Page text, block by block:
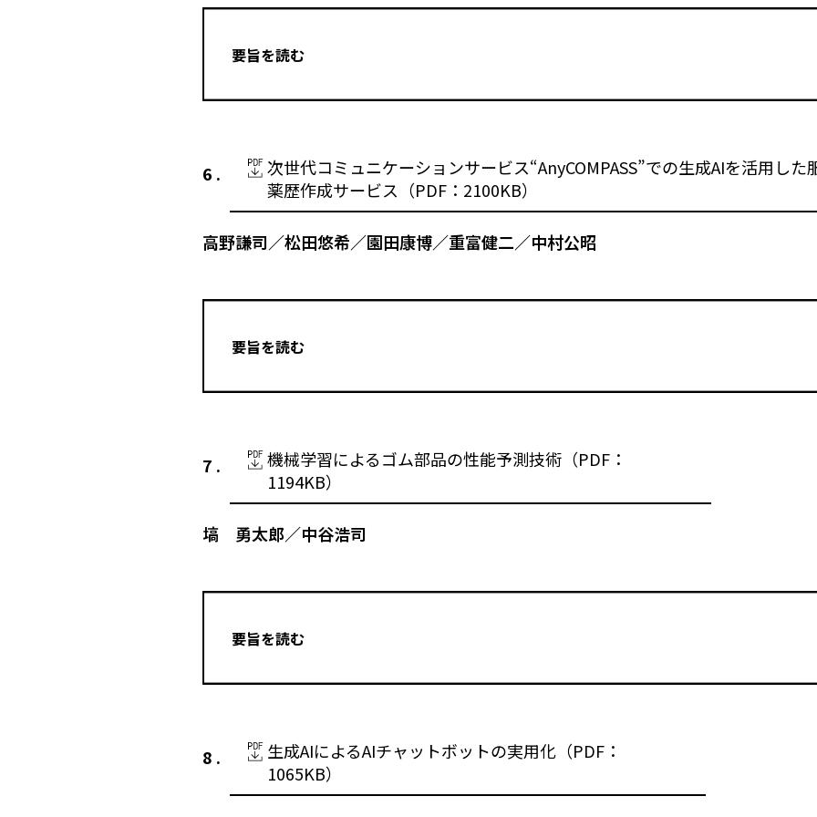
要旨を読む
次世代コミュニケーションサービス“AnyCOMPASS”での生成AIを活用した
薬歴作成サービス（PDF：2100KB）
高野謙司／松田悠希／園田康博／重富健二／中村公昭
要旨を読む
機械学習によるゴム部品の性能予測技術（PDF：
1194KB）
塙 勇太郎／中谷浩司
要旨を読む
生成AIによるAIチャットボットの実用化（PDF：
1065KB）